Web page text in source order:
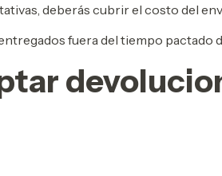
deberás cubrir el costo del
fuera del tiempo pactado